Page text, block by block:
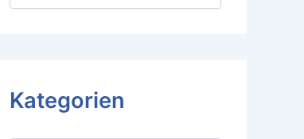
Kategorien